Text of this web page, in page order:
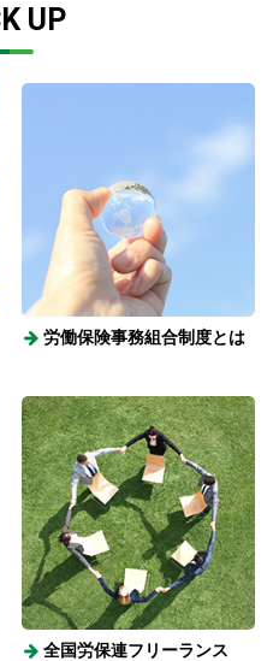
UP
労働保険事務組合制度とは
全国労保連フリーランス